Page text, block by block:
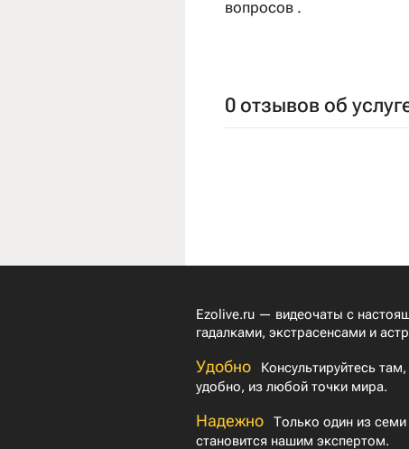
вопросов .
0 отзывов об
Ezolive.ru — видеочаты с
гадалками, экстрасенсами и
Удобно
Консультируйтесь
удобно, из любой точки мира.
Надежно
Только один из семи
становится нашим экспертом.